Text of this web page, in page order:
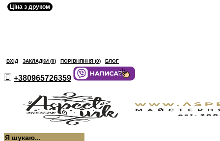
ВХІД ЗАКЛАДКИ (0) ПОРІВНЯННЯ (0) БЛОГ
+380965726359
Ціна з друком